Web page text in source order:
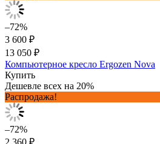
–72%
3 600 ₽
13 050 ₽
Компьютерное кресло Ergozen Nova
Купить
Дешевле всех на 20%
Распродажа!
–72%
2 360 ₽